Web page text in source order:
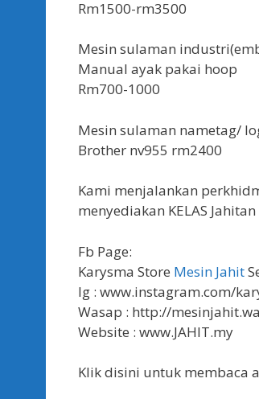
Rm1500-rm3500
Mesin sulaman
Manual ayak pakai hoop
Rm700-1000
Mesin sulaman nametag/
Brother nv955 rm2400
Kami menjalankan
menyediakan KELAS
Fb Page:
Karysma Store Mesin Jahit
Ig : www.instagram.com/
Wasap : http://
Website : www.JAHIT.my
Klik disini untuk membaca